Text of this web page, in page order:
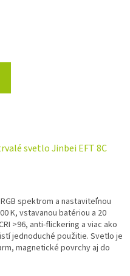
svetlo Jinbei EFT 8C
spektrom a nastaviteľnou
K, vstavanou batériou a 20
>96, anti-flickering a viac ako
jednoduché použitie. Svetlo je
magnetické povrchy aj do